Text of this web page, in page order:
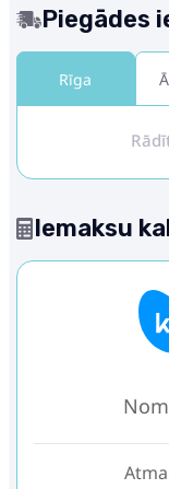
Piegādes
Rīga
Iemaksu